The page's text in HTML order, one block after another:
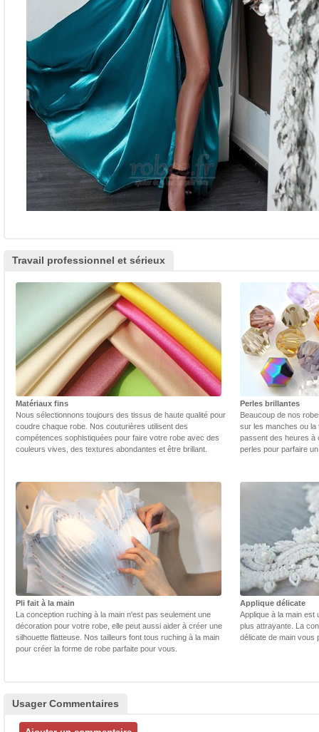
Travail professionnel et sérieux
Matériaux fins
Nous sélectionnons toujours des tissus de haute qualité pour
coudre chaque robe. Nos couturières utilisent des
compétences sophistiquées pour faire votre robe avec des
couleurs vives, des textures abondantes et être brillant.
Perles brillantes
Beaucoup de nos
sur les manches ou la
passent des heures à
perles pour parfaire
Pli fait à la main
La conception ruching à la main n'est pas seulement une
décoration pour votre robe, elle peut aussi aider à créer une
silhouette flatteuse. Nos tailleurs font tous ruching à la main
pour créer la forme de robe parfaite pour vous.
Applique délicate
Applique à la main est
plus attrayante. La
délicate de main vous
Usager Commentaires